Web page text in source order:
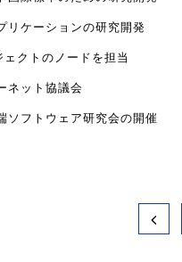
リケーションの研究開発
ェクトのノードを担当
ネット協議会
ソフトウェア研究会の開催